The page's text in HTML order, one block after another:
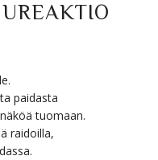
paidasta
tuomaan.
raidoilla,